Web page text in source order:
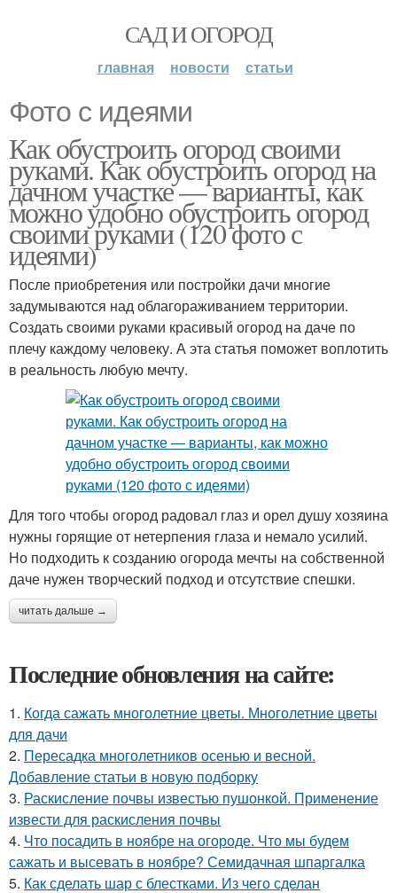
САД И ОГОРОД
главная новости статьи
Фото с идеями
Как обустроить огород своими
руками. Как обустроить огород на
дачном участке — варианты, как
можно удобно обустроить огород
своими руками (120 фото с
идеями)
После приобретения или постройки дачи многие
задумываются над облагораживанием территории.
Создать своими руками красивый огород на даче по
плечу каждому человеку. А эта статья поможет воплотить
в реальность любую мечту.
Для того чтобы огород радовал глаз и орел душу хозяина
нужны горящие от нетерпения глаза и немало усилий.
Но подходить к созданию огорода мечты на собственной
даче нужен творческий подход и отсутствие спешки.
читать дальше →
Последние обновления на сайте:
1. Когда сажать многолетние цветы. Многолетние цветы
для дачи
2. Пересадка многолетников осенью и весной.
Добавление статьи в новую подборку
3. Раскисление почвы известью пушонкой. Применение
извести для раскисления почвы
4. Что посадить в ноябре на огороде. Что мы будем
сажать и высевать в ноябре? Семидачная шпаргалка
5. Как сделать шар с блестками. Из чего сделан